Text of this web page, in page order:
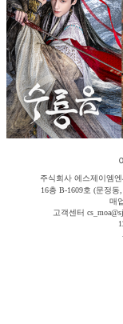
주식회사 에스제이엠
16층 B-1609호 (문정
매
고객센터